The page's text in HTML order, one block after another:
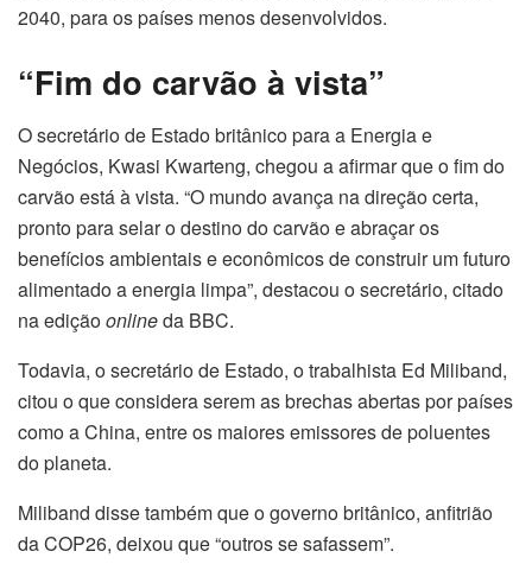
2040, para os países menos desenvolvidos.
“Fim do carvão à vista”
O secretário de Estado britânico para a Energia e
Negócios, Kwasi Kwarteng, chegou a afirmar que o fim do
carvão está à vista. “O mundo avança na direção certa,
pronto para selar o destino do carvão e abraçar os
benefícios ambientais e econômicos de construir um futuro
alimentado a energia limpa”, destacou o secretário, citado
na ediçãoonlineda BBC.
Todavia, o secretário de Estado, o trabalhista Ed Miliband,
citou o que considera serem as brechas abertas por países
como a China, entre os maiores emissores de poluentes
do planeta.
Miliband disse também que o governo britânico, anfitrião
da COP26, deixou que “outros se safassem”.